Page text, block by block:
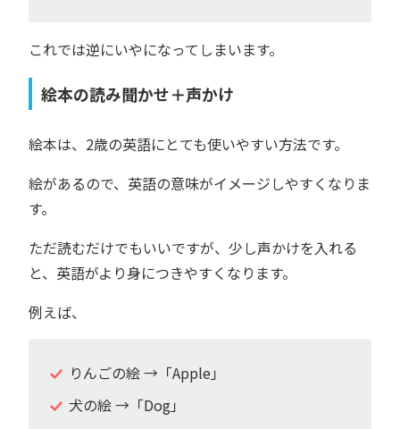
これでは逆にいやになってしまいます。
絵本の読み聞かせ＋声かけ
絵本は、2歳の英語にとても使いやすい方法です。
絵があるので、英語の意味がイメージしやすくなりま
す。
ただ読むだけでもいいですが、少し声かけを入れる
と、英語がより身につきやすくなります。
例えば、
りんごの絵 →「Apple」
犬の絵 →「Dog」